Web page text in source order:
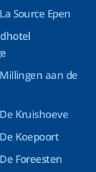
Source Epen
aan de
Kruishoeve
Koepoort
Foreesten